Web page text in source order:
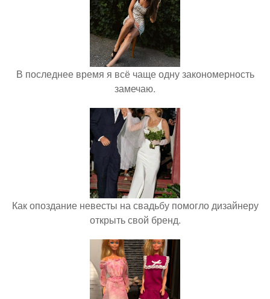
В последнее время я всё чаще одну закономерность
замечаю.
Как опоздание невесты на свадьбу помогло дизайнеру
открыть свой бренд.